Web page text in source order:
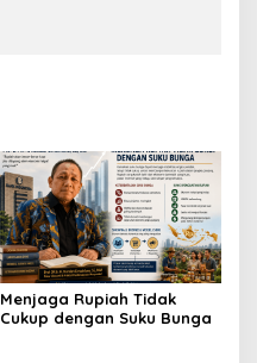
Menjaga Rupiah Tidak
Cukup dengan Suku Bunga